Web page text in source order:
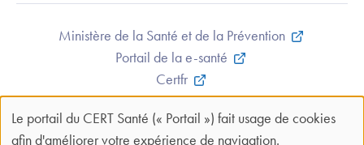
Ministère de la Santé et de la Prévention
Portail de la e-santé
Certfr
Mentions légales et CGU
Contact
Panneau
Le portail du CERT Santé (« Portail ») fait usage de cookies
afin d'améliorer votre expérience de navigation.